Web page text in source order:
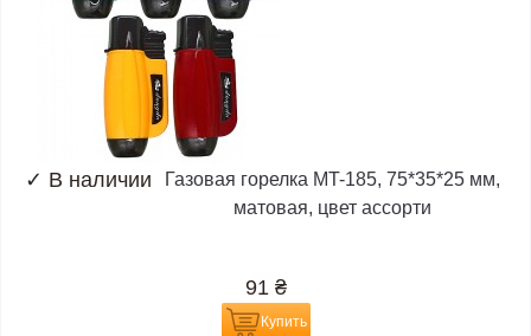
✓ В наличии
Газовая горелка MT-185, 75*35*25 мм,
матовая, цвет ассорти
91 ₴
Купить